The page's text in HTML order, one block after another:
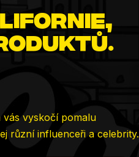
vás vyskočí pomalu
různí influenceři a celebrity.